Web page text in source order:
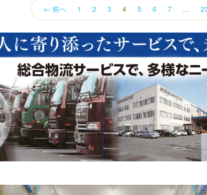
← 前へ 1 2 3 4（こ
の
ジ）
5 6 7 …